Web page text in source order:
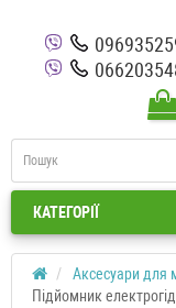
КАТЕГОРІЇ
Аксесуари для
Підйомник